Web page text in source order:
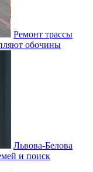
Ремонт трассы
обочины
Львова-Белова
и поиск